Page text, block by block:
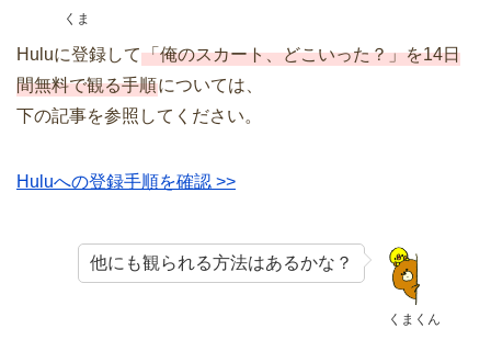
くま
Huluに登録して「俺のスカート、どこいった？」を14日
間無料で観る手順については、
下の記事を参照してください。
Huluへの登録手順を確認 >>
くまくん
他にも観られる方法はあるかな？